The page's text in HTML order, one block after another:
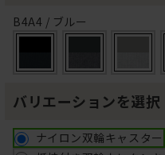
B4A4 / ブルー
バリエーションを選択
ナイロン双輪キャスター